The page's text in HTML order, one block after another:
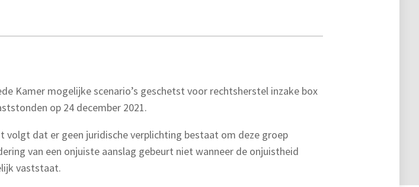
Kamer mogelijke scenario’s geschetst voor rechtsherstel inzake box
op 24 december 2021.
volgt dat er geen juridische verplichting bestaat om deze groep
van een onjuiste aanslag gebeurt niet wanneer de onjuistheid
vaststaat.